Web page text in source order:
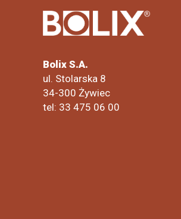
Bolix S.A.
ul. Stolarska 8
34-300 Żywiec
tel: 33 475 06 00